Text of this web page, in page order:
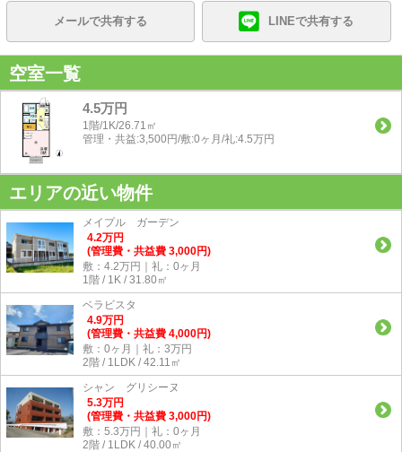
メールで共有する LINEで共有する
空室一覧
4.5万円
1階/1K/26.71㎡
管理・共益:3,500円/敷:0ヶ月/礼:4.5万円
エリアの近い物件
メイプル ガーデン
4.2万円
(管理費・共益費 3,000円)
敷：4.2万円｜礼：0ヶ月
1階 / 1K / 31.80㎡
ベラビスタ
4.9万円
(管理費・共益費 4,000円)
敷：0ヶ月｜礼：3万円
2階 / 1LDK / 42.11㎡
シャン グリシーヌ
5.3万円
(管理費・共益費 3,000円)
敷：5.3万円｜礼：0ヶ月
2階 / 1LDK / 40.00㎡